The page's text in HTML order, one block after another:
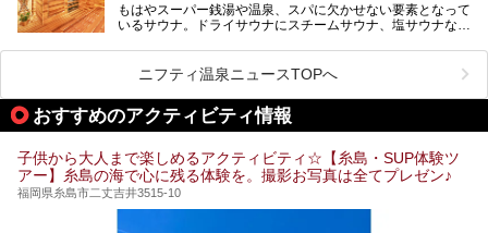
ューズメント・宿泊施設・グルメ・その他施設まで、多彩な
る全貌と魅力を徹底紹介します！
もはやスーパー銭湯や温泉、スパに欠かせない要素となって
いるサウナ。ドライサウナにスチームサウナ、塩サウナな
ペース、ロウリュウなど、心ゆくまで楽しむためのサービス
が充実した施設も多くみられます。
今回はそんなサウナにこだわった、福岡県内のオススメ温
泉・銭湯・スパを10件紹介したいと思います！
ニフティ温泉ニュースTOPへ
おすすめのアクティビティ情報
子供から大人まで楽しめるアクティビティ☆【糸島・SUP体験ツ
アー】糸島の海で心に残る体験を。撮影お写真は全てプレゼン♪
福岡県糸島市二丈吉井3515-10